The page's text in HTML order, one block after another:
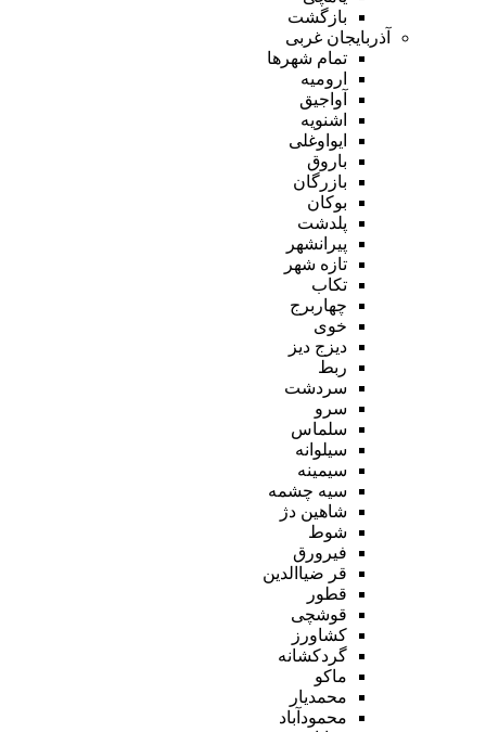
بازگشت
آذربایجان غربی
تمام شهر‌ها
ارومیه
آواجیق
اشنویه
ایواوغلی
باروق
بازرگان
بوکان
پلدشت
پیرانشهر
تازه شهر
تکاب
چهاربرج
خوی
دیزج دیز
ربط
سردشت
سرو
سلماس
سیلوانه
سیمینه
سیه چشمه
شاهین دژ
شوط
فیرورق
قر ضیاالدین
قطور
قوشچی
کشاورز
گردکشانه
ماکو
محمدیار
محمودآباد